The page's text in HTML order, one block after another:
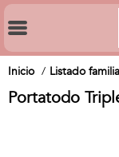
Inicio Listado
Portatodo